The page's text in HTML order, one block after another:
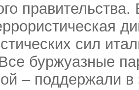
сил
буржуазные
– поддержали в